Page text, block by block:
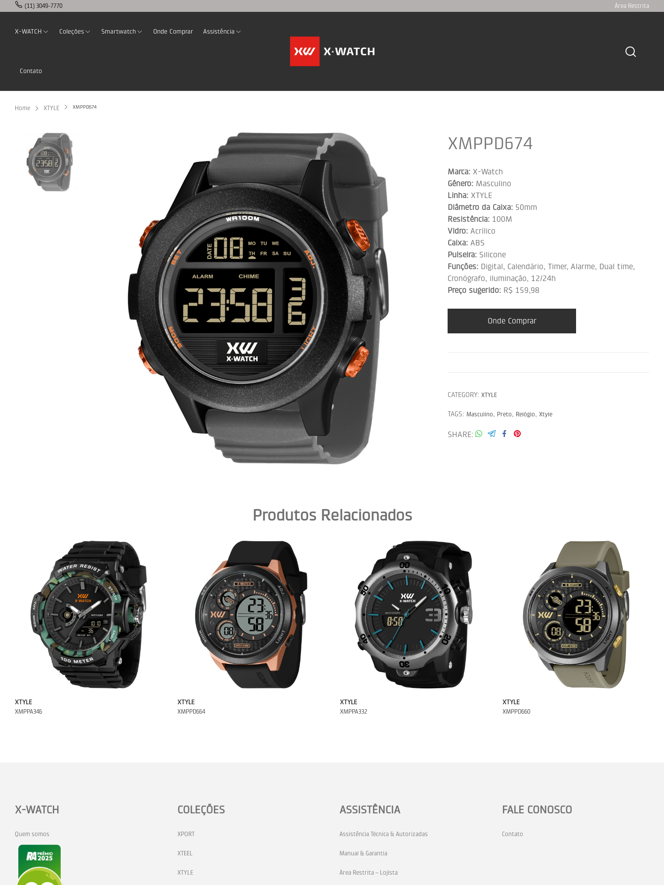
(11) 3049-7770 Área Restrita
X-WATCH Coleções Smartwatch Onde Comprar Assistência
Contato
Home XTYLE XMPPD674
XMPPD674
Marca: X-Watch
Gênero: Masculino
Linha: XTYLE
Diâmetro da Caixa: 50mm
Resistência: 100M
Vidro: Acrílico
Caixa: ABS
Pulseira: Silicone
Funções: Digital, Calendário, Timer, Alarme, Dual time,
Cronógrafo, iluminação, 12/24h
Preço sugerido: R$ 159,98
Onde Comprar
CATEGORY: XTYLE
TAGS: Masculino, Preto, Relógio, Xtyle
SHARE
Produtos Relacionados
XTYLE
XMPPA346
XTYLE
XMPPD664
XTYLE
XMPPA332
XTYLE
XMPPD660
X-WATCH
Quem somos
COLEÇÕES
XPORT
XTEEL
XTYLE
ASSISTÊNCIA
Assistência Técnica & Autorizadas
Manual & Garantia
Área Restrita – Lojista
FALE CONOSCO
Contato